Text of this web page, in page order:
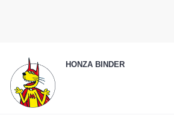
HONZA BINDER